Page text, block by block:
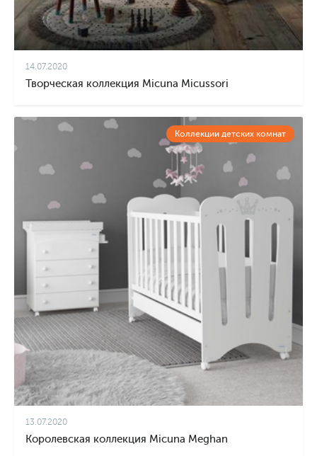
14.07.2020
Творческая коллекция Micuna Micussori
Коллекции детских комнат
13.07.2020
Королевская коллекция Micuna Meghan